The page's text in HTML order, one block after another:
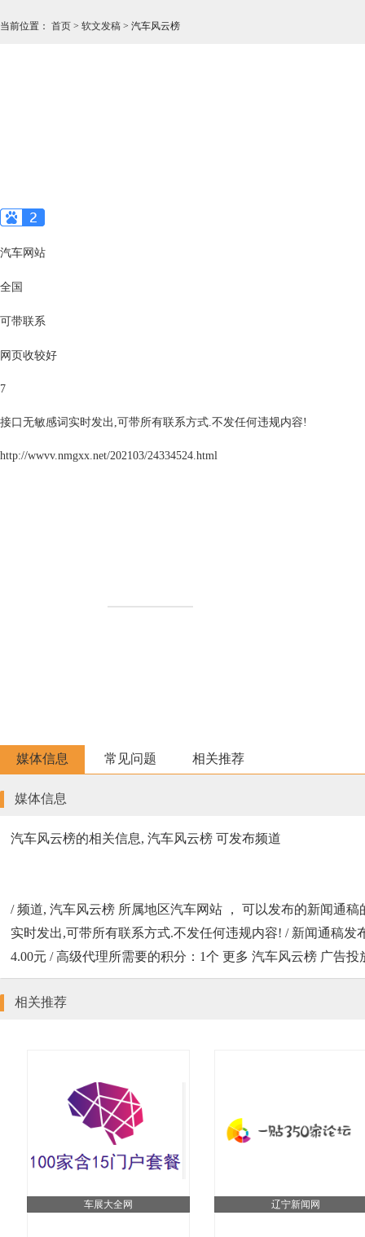
当前位置 ： 首页 > 软文发稿 > 汽车风云榜
汽车网站
全国
可带联系
网页收较好
7
接口无敏感词实时发出,可带所有联系方式.不发任何违规内容!
http://wwvv.nmgxx.net/202103/24334524.html
媒体信息 常见问题 相关推荐
媒体信息
汽车风云榜的相关信息, 汽车风云榜 可发布频道
/ 频道, 汽车风云榜 所属地区汽车网站 ， 可以发布的新闻通
实时发出,可带所有联系方式.不发任何违规内容! / 新闻通稿发
4.00元 / 高级代理所需要的积分：1个 更多 汽车风云榜 广告
相关推荐
车展大全网 辽宁新闻网